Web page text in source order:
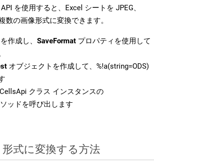
を使用すると、Excel シートを JPEG、
数の画像形式に変換できます。
作成し、 SaveFormat プロパティを使用して
オブジェクトを作成して、%!a(string=ODS)
クラス インスタンスの
ソッドを呼び出します
式に変換する方法